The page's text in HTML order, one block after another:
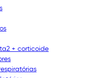
+ corticoide